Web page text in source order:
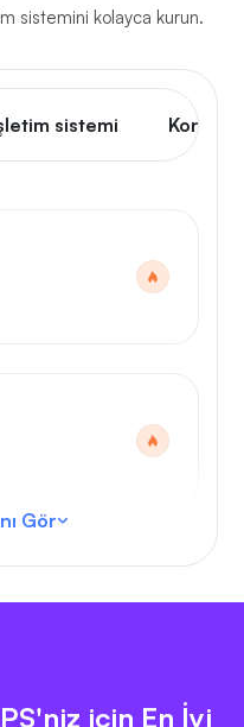
sistemini kolayca kurun.
sistemi Kontrol
Gör
için En İyi